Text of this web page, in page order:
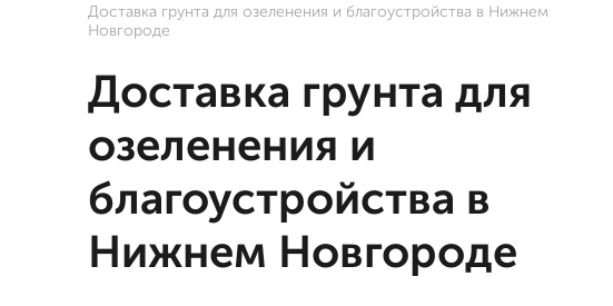
Доставка грунта для озеленения и благоустройства в Нижнем
Новгороде
Доставка грунта для
озеленения и
благоустройства в
Нижнем Новгороде